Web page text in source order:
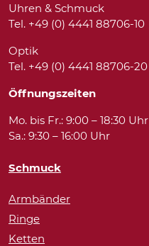
Uhren & Schmuck
Tel. +49 (0) 4441 88706-10
Optik
Tel. +49 (0) 4441 88706-20
Öffnungszeiten
Mo. bis Fr.: 9:00 – 18:30 Uhr
Sa.: 9:30 – 16:00 Uhr
Schmuck
Armbänder
Ringe
Ketten